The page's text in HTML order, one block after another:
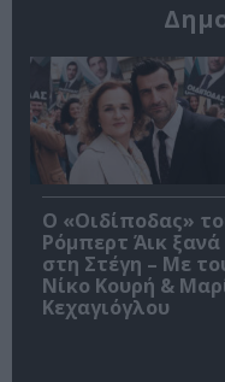
O «Οιδίποδας»
Ρόμπερτ Άικ ξανά
στη Στέγη – Με
Νίκο Κουρή &
Κεχαγιόγλου